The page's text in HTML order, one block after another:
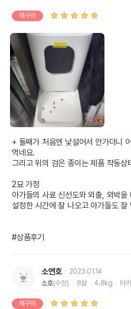
재구매
+ 둘째가 처음엔 낯설어서 안가더니
먹네요.
그리고 위의 검은 종이는 제품 작동
2묘 가정
아가들의 사료 신선도와 외출, 외박
설정한 시간에 잘 나오고 아가들도 잘
#상품후기
소연호
2023.01.14
소호(수컷) 8살 4.8kg 터
재구매